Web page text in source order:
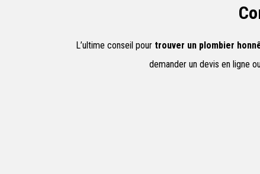
L’ultime conseil pour trouver un plombier
demander un devis en ligne